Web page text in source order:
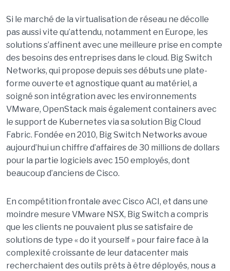
Si le marché de la virtualisation de réseau ne décolle
pas aussi vite qu’attendu, notamment en Europe, les
solutions s’affinent avec une meilleure prise en compte
des besoins des entreprises dans le cloud. Big Switch
Networks, qui propose depuis ses débuts une plate-
forme ouverte et agnostique quant au matériel, a
soigné son intégration avec les environnements
VMware, OpenStack mais également containers avec
le support de Kubernetes via sa solution Big Cloud
Fabric. Fondée en 2010, Big Switch Networks avoue
aujourd’hui un chiffre d’affaires de 30 millions de dollars
pour la partie logiciels avec 150 employés, dont
beaucoup d’anciens de Cisco.
En compétition frontale avec Cisco ACI, et dans une
moindre mesure VMware NSX, Big Switch a compris
que les clients ne pouvaient plus se satisfaire de
solutions de type « do it yourself » pour faire face à la
complexité croissante de leur datacenter mais
recherchaient des outils prêts à être déployés, nous a